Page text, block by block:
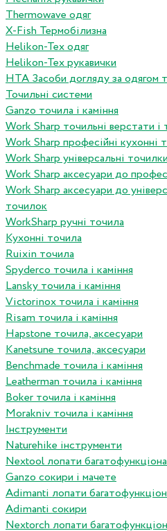
Thermowave одяг
X-Fish Термобілизна
Helikon-Tex одяг
Helikon-Tex рукавички
HTA Засоби догляду за одягом
Точильні системи
Ganzo точила і каміння
Work Sharp точильні верстати і
Work Sharp професiйнi кухоннi
Work Sharp унiверсальнi
Work Sharp аксесуари до
Work Sharp аксесуари до
точилок
WorkSharp ручні точила
Кухонні точила
Ruixin точила
Spyderco точила і каміння
Lansky точила і каміння
Victorinox точила і каміння
Risam точила і каміння
Hapstone точила, аксесуари
Kanetsune точила, аксесуари
Benchmade точила і каміння
Leatherman точила і каміння
Boker точила і каміння
Morakniv точила і каміння
Інструменти
Naturehike інструменти
Nextool лопати
Ganzo сокири і мачете
Adimanti лопати
Adimanti сокири
Nextorch лопати